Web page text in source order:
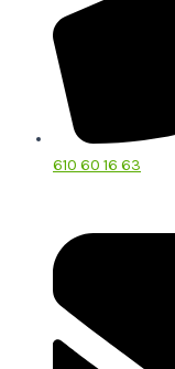
610 60 16 63